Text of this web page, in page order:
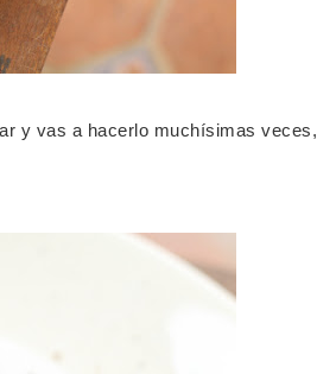
y vas a hacerlo muchísimas veces,